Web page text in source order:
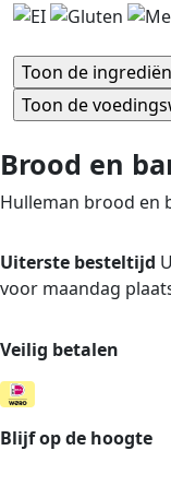
Brood en
Hulleman brood en
Uiterste besteltijd
voor maandag
Veilig betalen
Blijf op de hoogte